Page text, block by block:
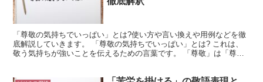
「尊敬の気持ちでいっぱい」とは?使い方や言い換えや用例などを徹
底解説していきます。 「尊敬の気持ちでいっぱい」とは? これは、
敬う気持ちが強いことを伝えるための言葉です。 「尊敬」は「尊ぶ